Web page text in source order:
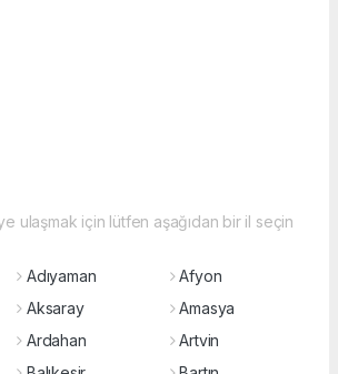
ulaşmak için lütfen aşağıdan bir il seçin
Adıyaman
Afyon
Aksaray
Amasya
Ardahan
Artvin